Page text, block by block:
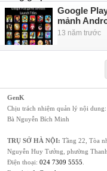
Google
mảnh
13 năm trước
GenK
Chịu trách nhiệm quản lý nội dung:
Bà Nguyễn Bích Minh
TRỤ SỞ HÀ NỘI: Tầng 22, Tòa
Nguyễn Huy Tưởng, phường
Điện thoại: 024 7309 5555